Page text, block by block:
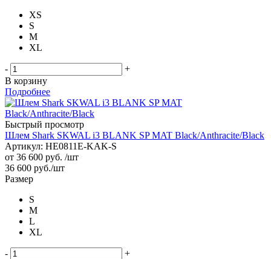
XS
S
M
XL
-
+
В корзину
Подробнее
Быстрый просмотр
Шлем Shark SKWAL i3 BLANK SP MAT Black/Anthracite/Black
Артикул: HE0811E-KAK-S
от 36 600 руб. /шт
36 600 руб./шт
Размер
S
M
L
XL
-
+